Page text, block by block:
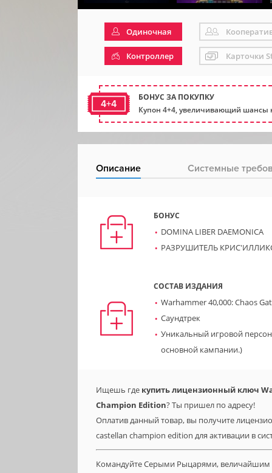
Одиночная
Контроллер Карточки
4+4
БОНУС ЗА ПОКУПКУ
Купон 4+4, увеличивающий шансы
Описание Системные
БОНУС
DOMINA LIBER DAEMONICA
РАЗРУШИТЕЛЬ
СОСТАВ ИЗДАНИЯ
Warhammer 40,000: Chaos
Cаундтрек
Уникальный игровой
основной кампании.)
Ищешь где купить лицензионный ключ
Champion Edition? Ты пришел по адресу!
Оплатив данный товар, вы получите
castellan champion edition для активации в
Командуйте Серыми Рыцарями, величайшим